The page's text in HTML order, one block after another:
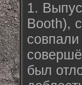
1.
Booth),
был